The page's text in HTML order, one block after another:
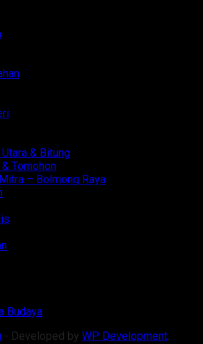
& Bitung
Tomohon
– Bolmong Raya
Budaya
- Developed by WP Development.